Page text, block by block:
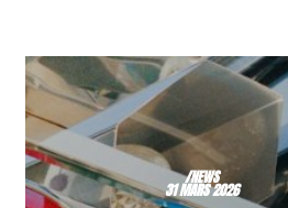
/NEWS
31 MARS 2026